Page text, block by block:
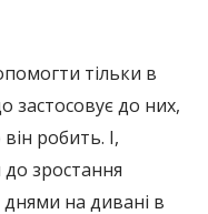
тільки в
до них,
робить. І,
зростання
на дивані в